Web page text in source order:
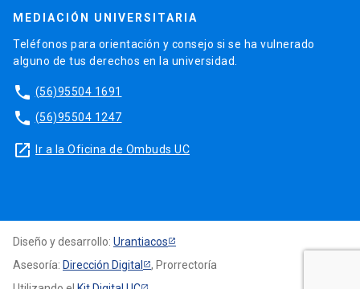
MEDIACIÓN UNIVERSITARIA
Teléfonos para orientación y consejo si se ha vulnerado
alguno de tus derechos en la universidad.
phone (56)95504 1691
phone (56)95504 1247
launch Ir a la Oficina de Ombuds UC
Diseño y desarrollo: Urantiacos
Asesoría: Dirección Digital
, Prorrectoría